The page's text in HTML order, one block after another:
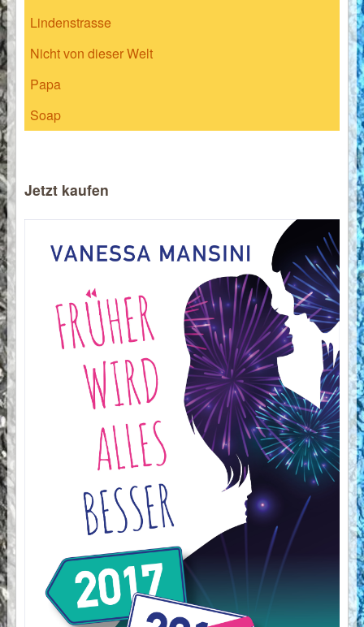
Lindenstrasse
Nicht von dieser Welt
Papa
Soap
Jetzt kaufen